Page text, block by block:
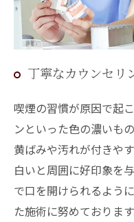
丁寧なカウンセリ
喫煙の習慣が原因で起
ンといった色の濃いも
黄ばみや汚れが付きや
白いと周囲に好印象を
で口を開けられるよう
た施術に努めておりま